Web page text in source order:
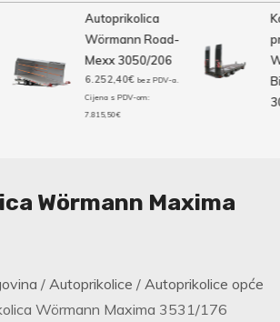
Autoprikolica
Wörmann Road-
Mexx 3050/206
6.252,40€ bez PDV-a.
Cijena s PDV-om:
7.815,50€
Wörmann Maxima
/ Autoprikolice / Autoprikolice opće
Wörmann Maxima 3531/176